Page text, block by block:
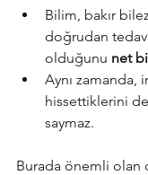
Bilim, bakır
doğrudan
olduğunu net
Aynı zamanda,
hissettiklerini
saymaz.
Burada önemli olan